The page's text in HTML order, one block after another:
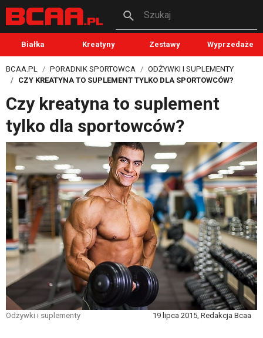
Szukaj
Białka Kreatyny Zestawy Wyprzedaże
BCAA.PL PORADNIK SPORTOWCA
ODŻYWKI I SUPLEMENTY
CZY KREATYNA TO SUPLEMENT TYLKO DLA SPORTOWCÓW?
Czy kreatyna to suplement
tylko dla sportowców?
Odżywki i suplementy 19 lipca 2015, Redakcja Bcaa